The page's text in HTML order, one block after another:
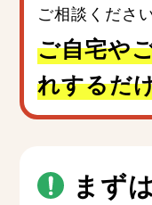
ご相談ください
ご自宅や
れするだ
まず